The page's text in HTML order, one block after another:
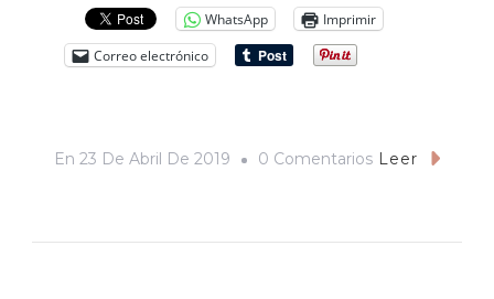
WhatsApp
Imprimir
Correo electrónico
En 23 De Abril De 2019 0 ComentariosEnLeer